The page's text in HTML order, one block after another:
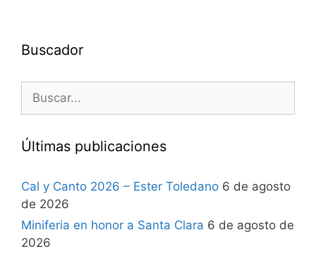
Buscador
Últimas publicaciones
Cal y Canto 2026 – Ester Toledano 6 de agosto
de 2026
Miniferia en honor a Santa Clara 6 de agosto de
2026